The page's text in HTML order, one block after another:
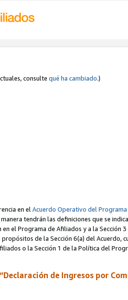
consulte qué ha cambiado.)
en elAcuerdo Operativo del
tendrán las definiciones que se
el Programa de Afiliados y a la Sección
de la Sección 6(a) del Acuerdo,
o la Sección 1 de la Política del
de Ingresos por